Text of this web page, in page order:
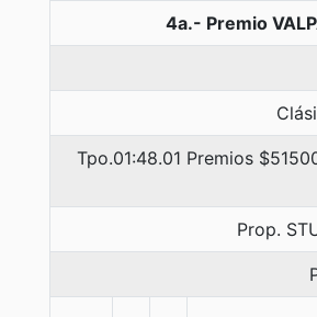
4a.- Premio
Tpo.01:48.01 Premios
Prop.